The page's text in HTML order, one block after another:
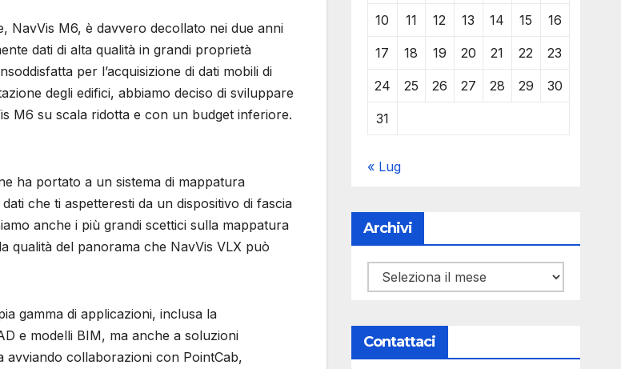
NavVis M6, è davvero decollato nei due anni
dati di alta qualità in grandi proprietà
per l’acquisizione di dati mobili di
degli edifici, abbiamo deciso di sviluppare
M6 su scala ridotta e con un budget inferiore.
ha portato a un sistema di mappatura
che ti aspetteresti da un dispositivo di fascia
anche i più grandi scettici sulla mappatura
qualità del panorama che NavVis VLX può
gamma di applicazioni, inclusa la
e modelli BIM, ma anche a soluzioni
avviando collaborazioni con PointCab,
10 11 12 13 14 15 16
17 18 19 20 21 22 23
24 25 26 27 28 29 30
31
« Lug
Archivi
Archivi
Contattaci